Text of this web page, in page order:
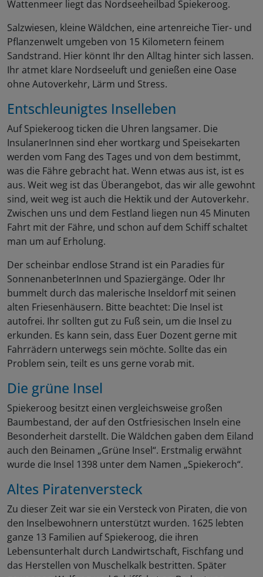
Wattenmeer liegt das Nordseeheilbad Spiekeroog.
Salzwiesen, kleine Wäldchen, eine artenreiche Tier- und
Pflanzenwelt umgeben von 15 Kilometern feinem
Sandstrand. Hier könnt Ihr den Alltag hinter sich lassen.
Ihr atmet klare Nordseeluft und genießen eine Oase
ohne Autoverkehr, Lärm und Stress.
Entschleunigtes Inselleben
Auf Spiekeroog ticken die Uhren langsamer. Die
InsulanerInnen sind eher wortkarg und Speisekarten
werden vom Fang des Tages und von dem bestimmt,
was die Fähre gebracht hat. Wenn etwas aus ist, ist es
aus. Weit weg ist das Überangebot, das wir alle gewohnt
sind, weit weg ist auch die Hektik und der Autoverkehr.
Zwischen uns und dem Festland liegen nun 45 Minuten
Fahrt mit der Fähre, und schon auf dem Schiff schaltet
man um auf Erholung.
Der scheinbar endlose Strand ist ein Paradies für
SonnenanbeterInnen und Spaziergänge. Oder Ihr
bummelt durch das malerische Inseldorf mit seinen
alten Friesenhäusern. Bitte beachtet: Die Insel ist
autofrei. Ihr sollten gut zu Fuß sein, um die Insel zu
erkunden. Es kann sein, dass Euer Dozent gerne mit
Fahrrädern unterwegs sein möchte. Sollte das ein
Problem sein, teilt es uns gerne vorab mit.
Die grüne Insel
Spiekeroog besitzt einen vergleichsweise großen
Baumbestand, der auf den Ostfriesischen Inseln eine
Besonderheit darstellt. Die Wäldchen gaben dem Eiland
auch den Beinamen „Grüne Insel“. Erstmalig erwähnt
wurde die Insel 1398 unter dem Namen „Spiekeroch“.
Altes Piratenversteck
Zu dieser Zeit war sie ein Versteck von Piraten, die von
den Inselbewohnern unterstützt wurden. 1625 lebten
ganze 13 Familien auf Spiekeroog, die ihren
Lebensunterhalt durch Landwirtschaft, Fischfang und
das Herstellen von Muschelkalk bestritten. Später